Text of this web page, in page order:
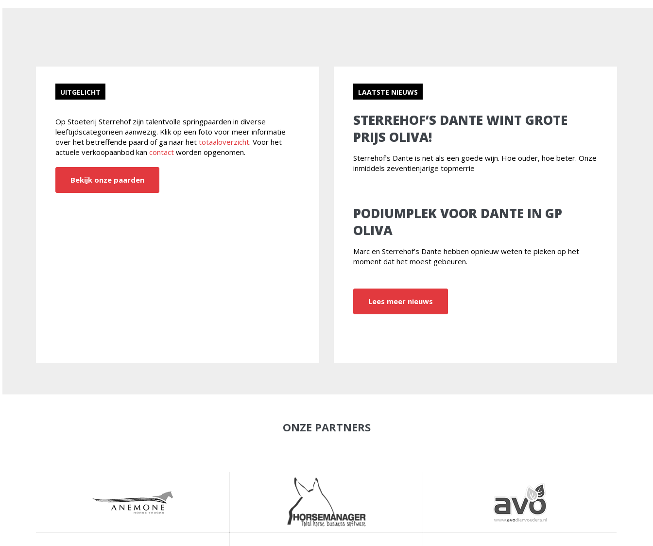
UITGELICHT
Op Stoeterij Sterrehof zijn talentvolle springpaarden in diverse
leeftijdscategorieën aanwezig. Klik op een foto voor meer informatie
over het betreffende paard of ga naar hettotaaloverzicht. Voor het
actuele verkoopaanbod kancontact worden opgenomen.
Bekijk onze paarden
LAATSTE NIEUWS
STERREHOF’S DANTE WINT GROTE
PRIJS OLIVA!
Sterrehof’s Dante is net als een goede wijn. Hoe ouder, hoe beter. Onze
inmiddels zeventienjarige topmerrie
PODIUMPLEK VOOR DANTE IN GP
OLIVA
Marc en Sterrehof’s Dante hebben opnieuw weten te pieken op het
moment dat het moest gebeuren.
Lees meer nieuws
ONZE PARTNERS